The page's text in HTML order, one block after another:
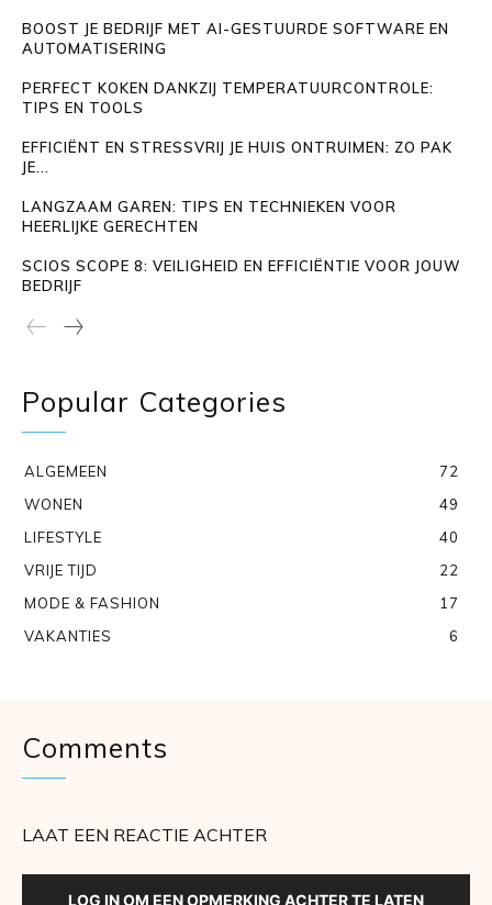
BOOST JE BEDRIJF MET AI-GESTUURDE SOFTWARE EN
AUTOMATISERING
PERFECT KOKEN DANKZIJ TEMPERATUURCONTROLE:
TIPS EN TOOLS
EFFICIËNT EN STRESSVRIJ JE HUIS ONTRUIMEN: ZO PAK
JE...
LANGZAAM GAREN: TIPS EN TECHNIEKEN VOOR
HEERLIJKE GERECHTEN
SCIOS SCOPE 8: VEILIGHEID EN EFFICIËNTIE VOOR JOUW
BEDRIJF
Popular Categories
ALGEMEEN
72
WONEN
49
LIFESTYLE
40
VRIJE TIJD
22
MODE & FASHION
17
VAKANTIES
6
Comments
LAAT EEN REACTIE ACHTER
LOG IN OM EEN OPMERKING ACHTER TE LATEN